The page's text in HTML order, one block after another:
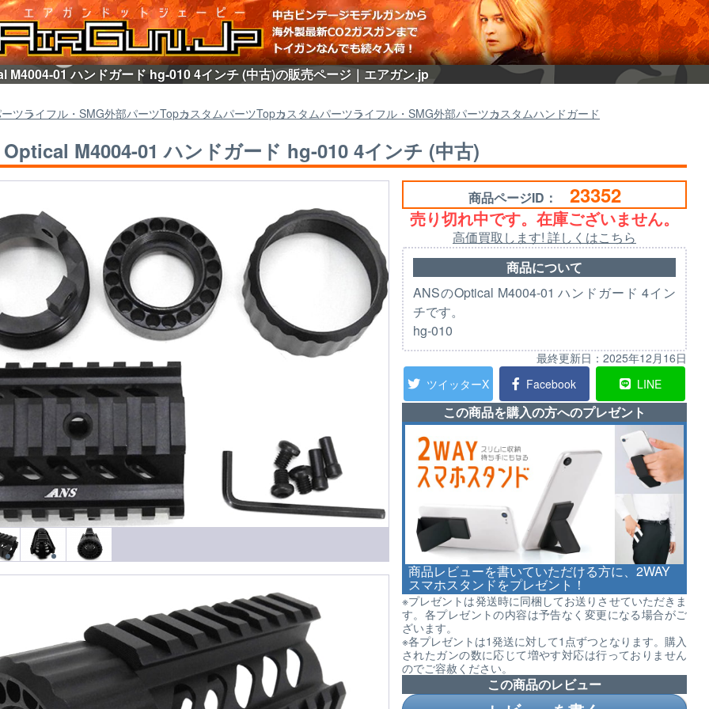
M4004-01 ハンドガード hg-010 4インチ (中古)の販売ページ｜エアガン.jp
ツライフル・SMG外部パーツTopカスタムパーツTopカスタムパーツライフル・SMG外部パーツカスタムハンドガード
M4004-01 ハンドガード hg-010 4インチ (中古)
商品ページID： 23352
売り切れ中です。在庫ございません。
高価買取します! 詳しくはこちら
商品について
ANSのOptical M4004-01 ハンドガード 4イン
チです。
hg-010
最終更新日： 2025年12月16日
ツイッターX
Facebook LINE
この商品を購入の方へのプレゼント
商品レビューを書いていただける方に、2WAY
スマホスタンドをプレゼント！
※プレゼントは発送時に同梱してお送りさせていただきま
す。各プレゼントの内容は予告なく変更になる場合がご
ざいます。
※各プレゼントは1発送に対して1点ずつとなります。購入
されたガンの数に応じて増やす対応は行っておりません
のでご容赦ください。
この商品のレビュー